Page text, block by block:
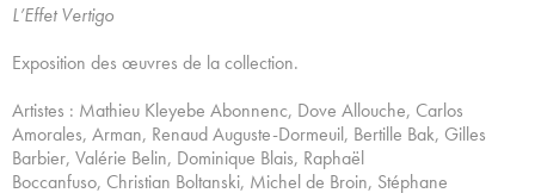
L’Effet Vertigo
Exposition des œuvres de la collection.
Artistes : Mathieu Kleyebe Abonnenc, Dove Allouche, Carlos
Amorales, Arman, Renaud Auguste-Dormeuil, Bertille Bak, Gilles
Barbier, Valérie Belin, Dominique Blais, Raphaël
Boccanfuso, Christian Boltanski, Michel de Broin, Stéphane